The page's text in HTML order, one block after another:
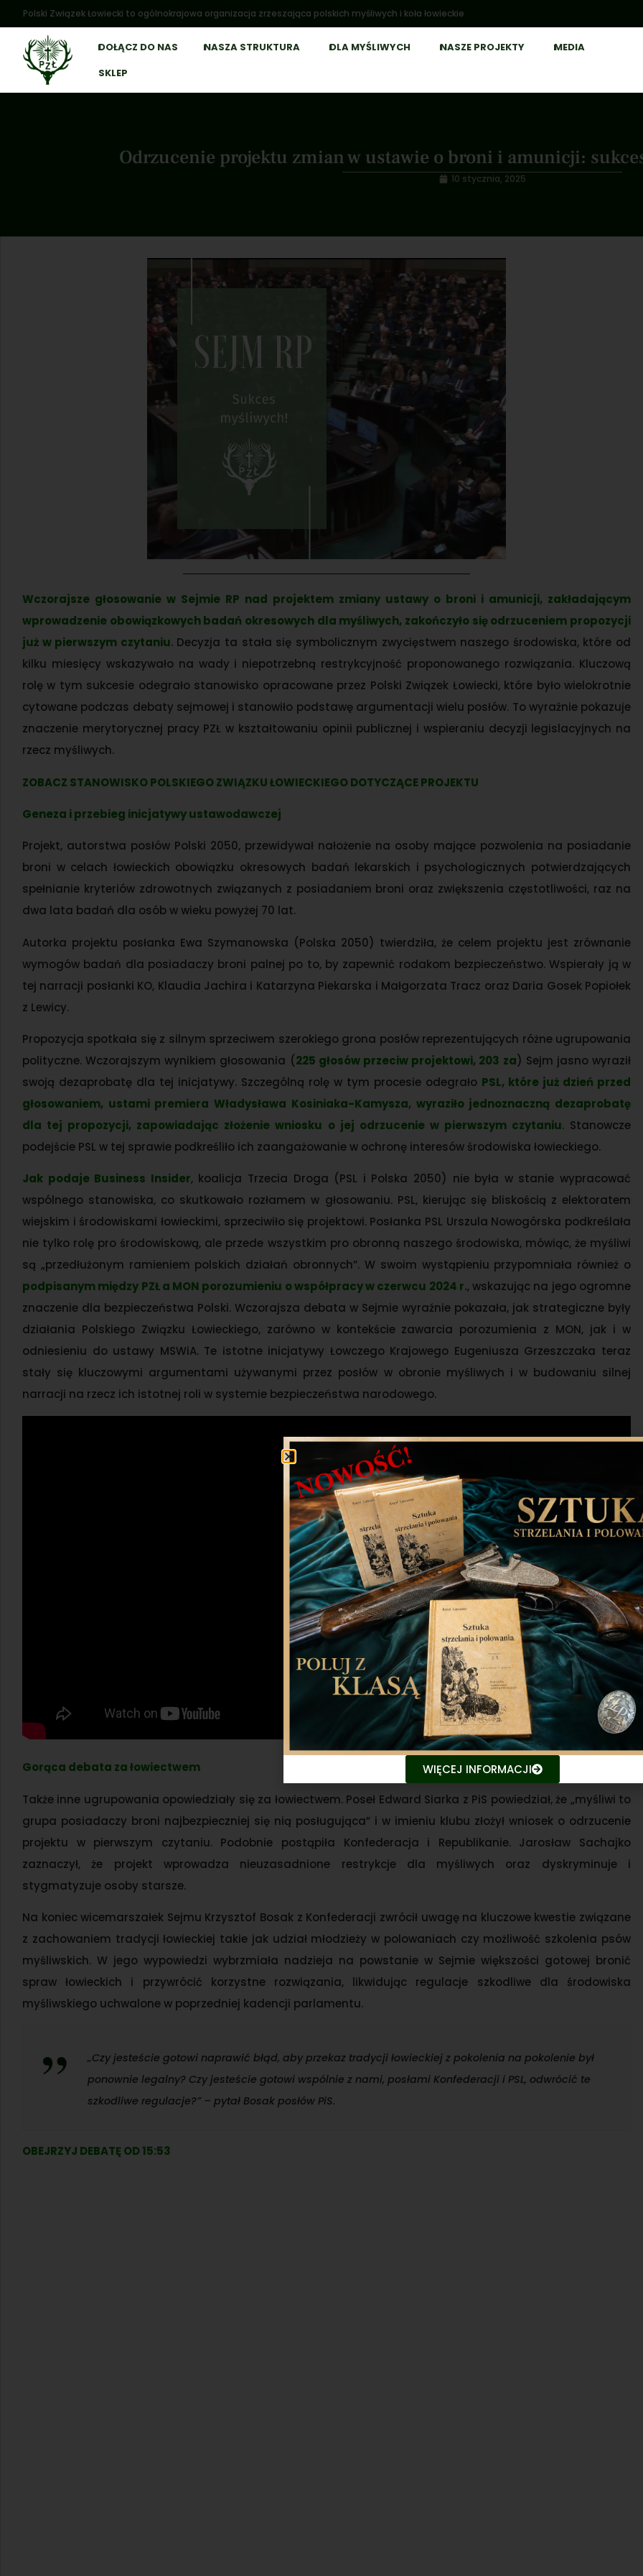
Polski Związek Łowiecki to ogólnokrajowa organizacja zrzeszająca polskich myśliwych i koła łowieckie
DOŁĄCZ DO NAS NASZA STRUKTURA DLA MYŚLIWYCH NASZE PROJEKTY
MEDIA
SKLEP
Odrzucenie projektu zmian w ustawie o broni i amunicji:
10 stycznia, 2025
Wczorajsze głosowanie w Sejmie RP nad projektem zmiany ustawy o broni i amunicji, zakładającym
wprowadzenie obowiązkowych badań okresowych dla myśliwych, zakończyło się odrzuceniem propozycji
już w pierwszym czytaniu. Decyzja ta stała się symbolicznym zwycięstwem naszego środowiska, które od
kilku miesięcy wskazywało na wady i niepotrzebną restrykcyjność proponowanego rozwiązania. Kluczową
rolę w tym sukcesie odegrało stanowisko opracowane przez Polski Związek Łowiecki, które było wielokrotnie
cytowane podczas debaty sejmowej i stanowiło podstawę argumentacji wielu posłów. To wyraźnie pokazuje
znaczenie merytorycznej pracy PZŁ w kształtowaniu opinii publicznej i wspieraniu decyzji legislacyjnych na
rzecz myśliwych.
ZOBACZ STANOWISKO POLSKIEGO ZWIĄZKU ŁOWIECKIEGO DOTYCZĄCE PROJEKTU
Geneza i przebieg inicjatywy ustawodawczej
Projekt, autorstwa posłów Polski 2050, przewidywał nałożenie na osoby mające pozwolenia na posiadanie
broni w celach łowieckich obowiązku okresowych badań lekarskich i psychologicznych potwierdzających
spełnianie kryteriów zdrowotnych związanych z posiadaniem broni oraz zwiększenia częstotliwości, raz na
dwa lata badań dla osób w wieku powyżej 70 lat.
Autorka projektu posłanka Ewa Szymanowska (Polska 2050) twierdziła, że celem projektu jest zrównanie
wymogów badań dla posiadaczy broni palnej po to, by zapewnić rodakom bezpieczeństwo. Wspierały ją w
tej narracji posłanki KO, Klaudia Jachira i Katarzyna Piekarska i Małgorzata Tracz oraz Daria Gosek Popiołek
z Lewicy.
Propozycja spotkała się z silnym sprzeciwem szerokiego grona posłów reprezentujących różne ugrupowania
polityczne. Wczorajszym wynikiem głosowania (225 głosów przeciw projektowi, 203 za) Sejm jasno wyraził
swoją dezaprobatę dla tej inicjatywy. Szczególną rolę w tym procesie odegrało PSL, które już dzień przed
głosowaniem, ustami premiera Władysława Kosiniaka-Kamysza, wyraziło jednoznaczną dezaprobatę
dla tej propozycji, zapowiadając złożenie wniosku o jej odrzucenie w pierwszym czytaniu. Stanowcze
podejście PSL w tej sprawie podkreśliło ich zaangażowanie w ochronę interesów środowiska łowieckiego.
Jak podaje Business Insider, koalicja Trzecia Droga (PSL i Polska 2050) nie była w stanie wypracować
wspólnego stanowiska, co skutkowało rozłamem w głosowaniu. PSL, kierując się bliskością z elektoratem
wiejskim i środowiskami łowieckimi, sprzeciwiło się projektowi. Posłanka PSL Urszula Nowogórska podkreślała
nie tylko rolę pro środowiskową, ale przede wszystkim pro obronną naszego środowiska, mówiąc, że myśliwi
są „przedłużonym ramieniem polskich działań obronnych”. W swoim wystąpieniu przypomniała również o
podpisanym między PZŁ a MON porozumieniu o współpracy w czerwcu 2024 r., wskazując na jego ogromne
znaczenie dla bezpieczeństwa Polski. Wczorajsza debata w Sejmie wyraźnie pokazała, jak strategiczne były
działania Polskiego Związku Łowieckiego, zarówno w kontekście zawarcia porozumienia z MON, jak i w
odniesieniu do ustawy MSWiA. Te istotne inicjatywy Łowczego Krajowego Eugeniusza Grzeszczaka teraz
stały się kluczowymi argumentami używanymi przez posłów w obronie myśliwych i w budowaniu silnej
narracji na rzecz ich istotnej roli w systemie bezpieczeństwa narodowego.
Gorąca debata za łowiectwem
Także inne ugrupowania opowiedziały się za łowiectwem. Poseł Edward Siarka z PiS powiedział, że „myśliwi to
grupa posiadaczy broni najbezpieczniej się nią posługująca” i w imieniu klubu złożył wniosek o odrzucenie
projektu w pierwszym czytaniu. Podobnie postąpiła Konfederacja i Republikanie. Jarosław Sachajko
zaznaczył, że projekt wprowadza nieuzasadnione restrykcje dla myśliwych oraz dyskryminuje i
stygmatyzuje osoby starsze.
Na koniec wicemarszałek Sejmu Krzysztof Bosak z Konfederacji zwrócił uwagę na kluczowe kwestie związane
z zachowaniem tradycji łowieckiej takie jak udział młodzieży w polowaniach czy możliwość szkolenia psów
myśliwskich. W jego wypowiedzi wybrzmiała nadzieja na powstanie w Sejmie większości gotowej bronić
spraw łowieckich i przywrócić korzystne rozwiązania, likwidując regulacje szkodliwe dla środowiska
myśliwskiego uchwalone w poprzedniej kadencji parlamentu.
„Czy jesteście gotowi naprawić błąd, aby przekaz tradycji łowieckiej z pokolenia na pokolenie był
ponownie legalny? Czy jesteście gotowi wspólnie z nami, posłami Konfederacji i PSL, odwrócić te
szkodliwe regulacje?”– pytał Bosak posłów PiS.
OBEJRZYJ DEBATĘ OD 15:53
WIĘCEJ INFORMACJI